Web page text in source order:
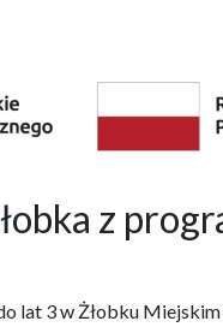
z
lat 3 w Żłobku